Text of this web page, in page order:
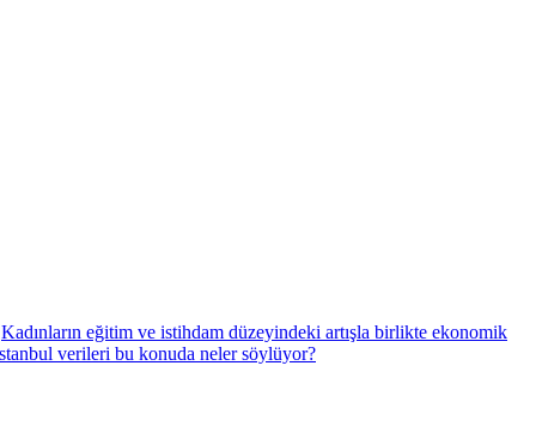
Kadınların eğitim ve istihdam düzeyindeki artışla birlikte ekonomik
verileri bu konuda neler söylüyor?